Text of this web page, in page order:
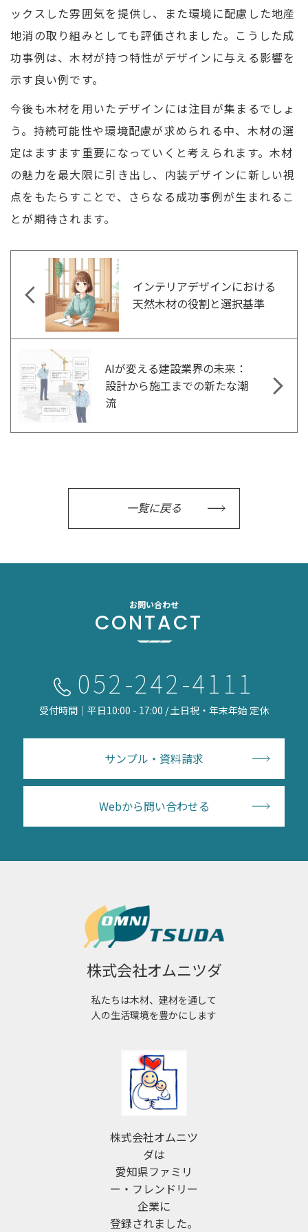
ックスした雰囲気を提供し、また環境に配慮した地産
地消の取り組みとしても評価されました。こうした成
功事例は、木材が持つ特性がデザインに与える影響を
示す良い例です。
今後も木材を用いたデザインには注目が集まるでしょ
う。持続可能性や環境配慮が求められる中、木材の選
定はますます重要になっていくと考えられます。木材
の魅力を最大限に引き出し、内装デザインに新しい視
点をもたらすことで、さらなる成功事例が生まれるこ
とが期待されます。
インテリアデザインにおける
天然木材の役割と選択基準
AIが変える建設業界の未来：
設計から施工までの新たな潮
流
一覧に戻る
お問い合わせ
CONTACT
052-242-4111
受付時間｜平日10:00 - 17:00 / 土日祝・年末年始 定休
サンプル・資料請求
Webから問い合わせる
株式会社オムニツダ
私たちは木材、建材を通して
人の生活環境を豊かにします
株式会社オムニツ
ダは
愛知県ファミリ
ー・フレンドリー
企業に
登録されました。